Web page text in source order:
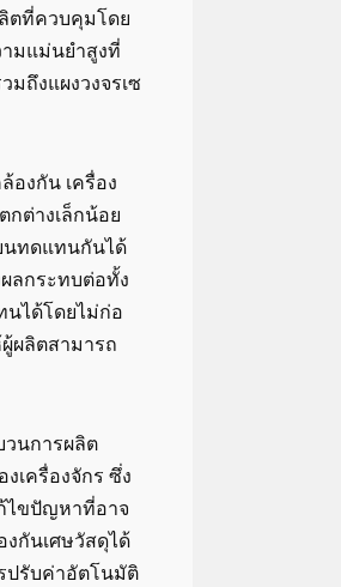
ตที่ควบคุมโดย
มแม่นยำสูงที่
ถึงแผงวงจรเซ
องกัน เครื่อง
ต่างเล็กน้อย
นทดแทนกันได้
ลกระทบต่อทั้ง
ได้โดยไม่ก่อ
ผลิตสามารถ
วนการผลิต
เครื่องจักร ซึ่ง
ไขปัญหาที่อาจ
กันเศษวัสดุได้
ปรับค่าอัตโนมัติ